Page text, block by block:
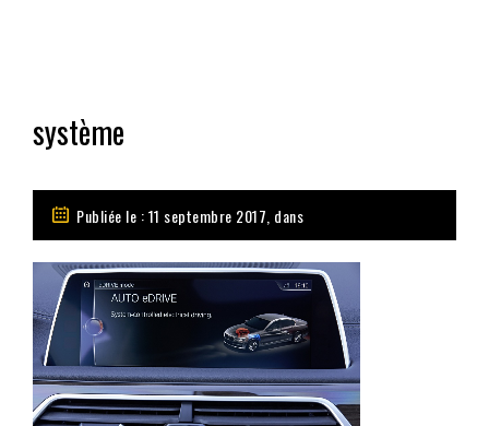
système
Publiée le : 11 septembre 2017, dans